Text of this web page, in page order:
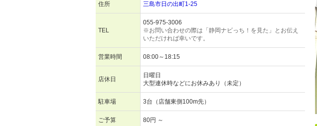
住所 三島市日の出町1-25
TEL
055-975-3006
※お問い合わせの際は「静岡ナビっち！を見た」とお伝え
いただければ幸いです。
営業時間 08:00～18:15
店休日
日曜日
大型連休時などにお休みあり（未定）
駐車場 3台（店舗東側100m先）
ご予算 80円 ～